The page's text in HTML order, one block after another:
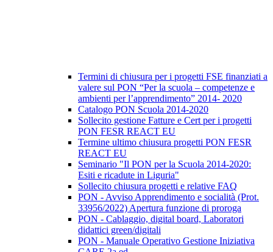
Termini di chiusura per i progetti FSE finanziati a
valere sul PON “Per la scuola – competenze e
ambienti per l’apprendimento” 2014- 2020
Catalogo PON Scuola 2014-2020
Sollecito gestione Fatture e Cert per i progetti
PON FESR REACT EU
Termine ultimo chiusura progetti PON FESR
REACT EU
Seminario "Il PON per la Scuola 2014-2020:
Esiti e ricadute in Liguria"
Sollecito chiusura progetti e relative FAQ
PON - Avviso Apprendimento e socialità (Prot.
33956/2022) Apertura funzione di proroga
PON - Cablaggio, digital board, Laboratori
didattici green/digitali
PON - Manuale Operativo Gestione Iniziativa